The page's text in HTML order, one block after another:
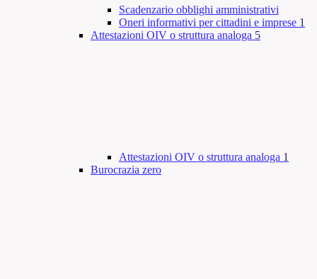
Scadenzario obblighi amministrativi
Oneri informativi per cittadini e imprese 1
Attestazioni OIV o struttura analoga 5
Attestazioni OIV o struttura analoga 1
Burocrazia zero